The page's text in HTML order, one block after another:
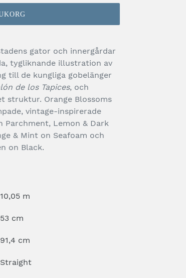
gator och innergårdar
tygliknande illustration av
till de kungliga gobelänger
de los Tapices, och
struktur. Orange Blossoms
vintage-inspirerade
Parchment, Lemon & Dark
& Mint on Seafoam och
on Black.
10,05 m
53 cm
91,4 cm
Straight